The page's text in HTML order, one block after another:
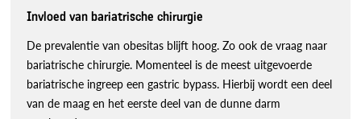
Invloed van bariatrische chirurgie
De prevalentie van obesitas blijft hoog. Zo ook de vraag naar
bariatrische chirurgie. Momenteel is de meest uitgevoerde
bariatrische ingreep een gastric bypass. Hierbij wordt een deel
van de maag en het eerste deel van de dunne darm